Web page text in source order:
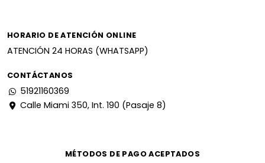
HORARIO DE ATENCIÓN ONLINE
ATENCIÓN 24 HORAS (WHATSAPP)
CONTÁCTANOS
51921160369
Calle Miami 350, Int. 190 (Pasaje 8)
MÉTODOS DE PAGO ACEPTADOS